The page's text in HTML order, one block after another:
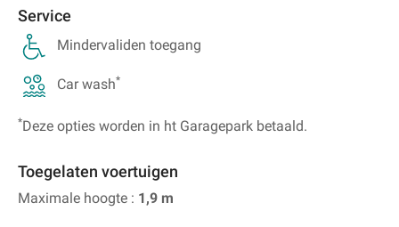
Service
Mindervaliden toegang
Car wash*
*Deze opties worden in ht Garagepark betaald.
Toegelaten voertuigen
Maximale hoogte : 1,9 m